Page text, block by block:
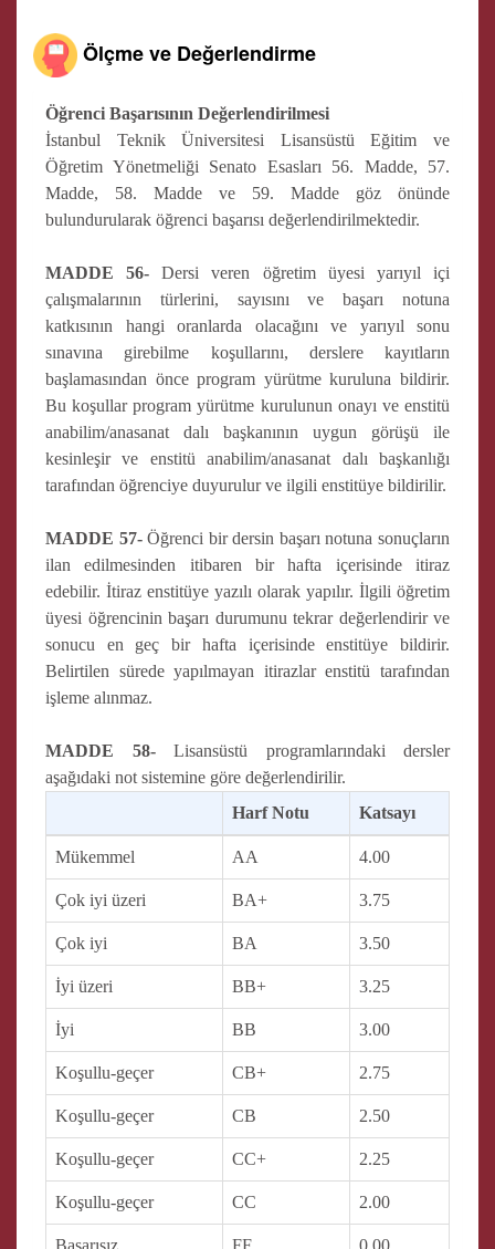
Ölçme ve Değerlendirme
Öğrenci Başarısının Değerlendirilmesi
İstanbul Teknik Üniversitesi Lisansüstü Eğitim ve
Öğretim Yönetmeliği Senato Esasları 56. Madde, 57.
Madde, 58. Madde ve 59. Madde göz önünde
bulundurularak öğrenci başarısı değerlendirilmektedir.
MADDE 56- Dersi veren öğretim üyesi yarıyıl içi
çalışmalarının türlerini, sayısını ve başarı notuna
katkısının hangi oranlarda olacağını ve yarıyıl sonu
sınavına girebilme koşullarını, derslere kayıtların
başlamasından önce program yürütme kuruluna bildirir.
Bu koşullar program yürütme kurulunun onayı ve enstitü
anabilim/anasanat dalı başkanının uygun görüşü ile
kesinleşir ve enstitü anabilim/anasanat dalı başkanlığı
tarafından öğrenciye duyurulur ve ilgili enstitüye bildirilir.
MADDE 57-Öğrenci bir dersin başarı notuna sonuçların
ilan edilmesinden itibaren bir hafta içerisinde itiraz
edebilir. İtiraz enstitüye yazılı olarak yapılır. İlgili öğretim
üyesi öğrencinin başarı durumunu tekrar değerlendirir ve
sonucu en geç bir hafta içerisinde enstitüye bildirir.
Belirtilen sürede yapılmayan itirazlar enstitü tarafından
işleme alınmaz.
MADDE 58-Lisansüstü programlarındaki dersler
aşağıdaki not sistemine göre değerlendirilir.
Harf Notu
Katsayı
Mükemmel AA 4.00
Çok iyi üzeri BA+ 3.75
Çok iyi BA 3.50
İyi üzeri BB+ 3.25
İyi BB 3.00
Koşullu-geçer CB+ 2.75
Koşullu-geçer CB 2.50
Koşullu-geçer CC+ 2.25
Koşullu-geçer CC 2.00
Başarısız FF 0.00